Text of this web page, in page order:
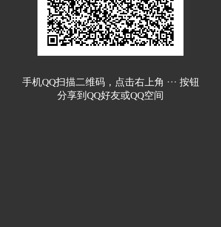
手机QQ扫描二维码，点击右上角 ··· 按钮
分享到QQ好友或QQ空间